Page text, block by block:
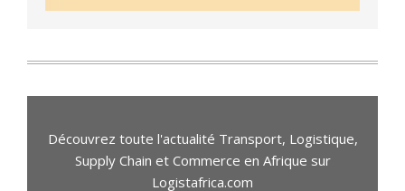
Découvrez toute l'actualité Transport, Logistique,
Supply Chain et Commerce en Afrique sur
Logistafrica.com